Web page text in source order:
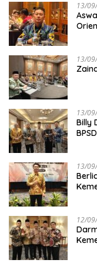
13/
13/
13/
Billy
13/
12/